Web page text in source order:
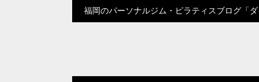
福岡のパーソナルジム・ピラティスブログ「ダ